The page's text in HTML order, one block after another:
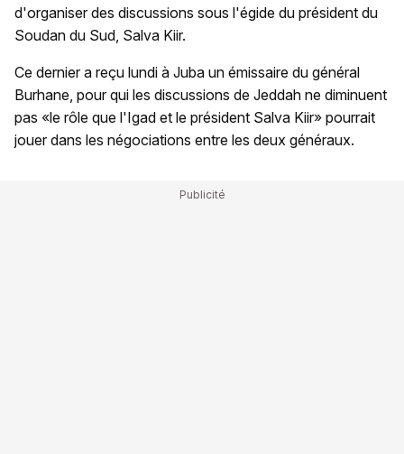
d'organiser des discussions sous l'égide du président du
Soudan du Sud, Salva Kiir.
Ce dernier a reçu lundi à Juba un émissaire du général
Burhane, pour qui les discussions de Jeddah ne diminuent
pas «le rôle que l'Igad et le président Salva Kiir» pourrait
jouer dans les négociations entre les deux généraux.